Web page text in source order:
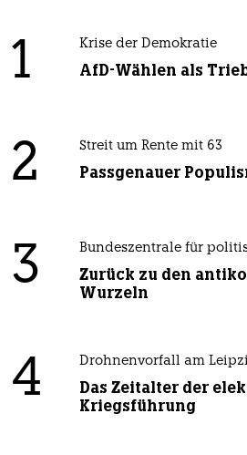
1 Krise der Demokratie
AfD-Wählen als
2 Streit um Rente mit 63
Passgenauer
3 Bundeszentrale für
Zurück zu den
Wurzeln
4 Drohnenvorfall am
Das Zeitalter der
Kriegsführung